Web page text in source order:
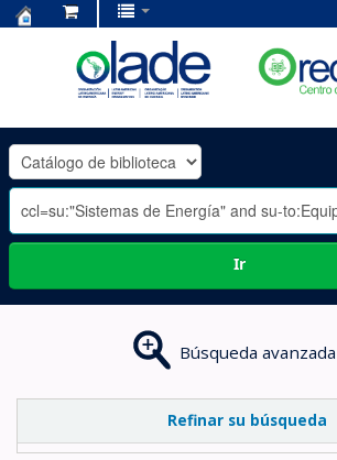
OLADE
-
Ir
Búsqueda avanzada
Refinar su búsqueda